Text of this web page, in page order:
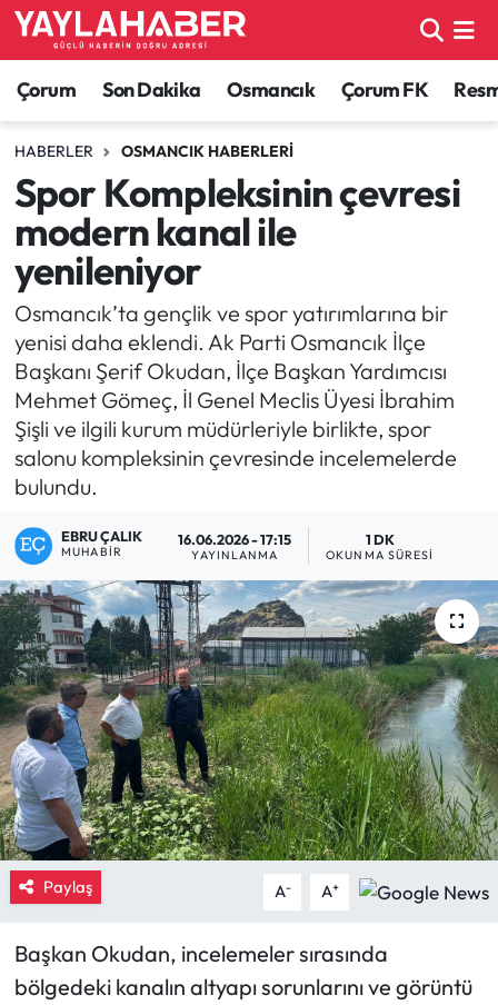
Çorum Son Dakika Osmancık Çorum FK
HABERLER OSMANCIK HABERLERI
Spor Kompleksinin çevresi
modern kanal ile
yenileniyor
Osmancık’ta gençlik ve spor yatırımlarına bir
yenisi daha eklendi. Ak Parti Osmancık İlçe
Başkanı Şerif Okudan, İlçe Başkan Yardımcısı
Mehmet Gömeç, İl Genel Meclis Üyesi İbrahim
Şişli ve ilgili kurum müdürleriyle birlikte, spor
salonu kompleksinin çevresinde incelemelerde
bulundu.
EBRU ÇALIK
MUHABIR
16.06.2026 - 17:15
YAYINLANMA
1 DK
OKUNMA SÜRESI
Paylaş A- A+
Başkan Okudan, incelemeler sırasında
bölgedeki kanalın altyapı sorunlarını ve görüntü
Alaca Haberleri
Bayat Haberleri
Bilgi - Keşfet Haberleri
Bilim ve Teknoloji
Boğazkale Haberleri
Çorum Haberleri
Çorum Son Dakika Haberleri
Dodurga Haberleri
Eğitim
Ekonomi
Güncel
İskilip Haberleri
Kargı Haberleri
Kimdir?
Kültür Sanat
Magazin
Çorum Nöbetçi Eczaneler
Çorum Hava Durumu
Çorum Namaz Vakitleri
Çorum Trafik Yoğunluk Haritası
TFF 1.Lig Puan Durumu ve Fikstür
Tüm Manşetler
Son Dakika Haberleri
Haber Arşivi